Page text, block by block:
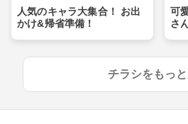
人気のキャラ大集合！ お出
かけ&帰省準備！
可
さ
チラシをもっ